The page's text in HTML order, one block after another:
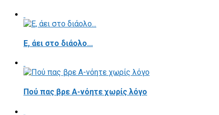
E, άει στο διάολο...
Πού πας βρε Α-νόητε χωρίς λόγο